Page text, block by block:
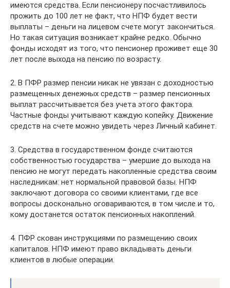
имеются средства. Если пенсионеру посчастливилось
прожить до 100 лет не факт, что НПФ будет вести
выплаты – деньги на лицевом счете могут закончиться.
Но такая ситуация возникает крайне редко. Обычно
фонды исходят из того, что пенсионер проживет еще 30
лет после выхода на пенсию по возрасту.
2. В ПФР размер пенсии никак не увязан с доходностью
размещенных денежных средств – размер пенсионных
выплат рассчитывается без учета этого фактора.
Частные фонды учитывают каждую копейку. Движение
средств на счете можно увидеть через Личный кабинет.
3. Средства в государственном фонде считаются
собственностью государства – умершие до выхода на
пенсию не могут передать накопленные средства своим
наследникам: нет нормальной правовой базы. НПФ
заключают договора со своими клиентами, где все
вопросы досконально оговариваются, в том числе и то,
кому достанется остаток пенсионных накоплений.
4. ПФР скован инструкциями по размещению своих
капиталов. НПФ имеют право вкладывать деньги
клиентов в любые операции.